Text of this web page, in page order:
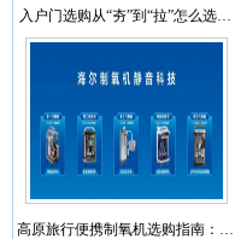
入户门选购从“夯”到“拉”怎么选…
高原旅行便携制氧机选购指南：…